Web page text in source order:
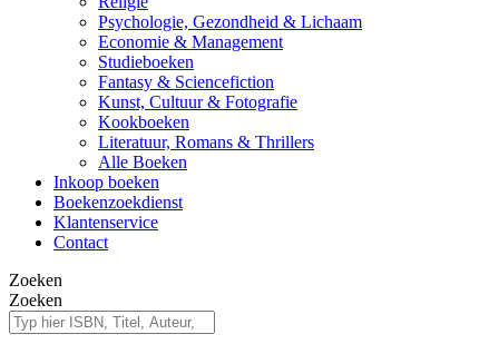
Psychologie, Gezondheid & Lichaam
Economie & Management
Studieboeken
Fantasy & Sciencefiction
Kunst, Cultuur & Fotografie
Kookboeken
Literatuur, Romans & Thrillers
Alle Boeken
Inkoop boeken
Boekenzoekdienst
Klantenservice
Contact
Zoeken
Zoeken